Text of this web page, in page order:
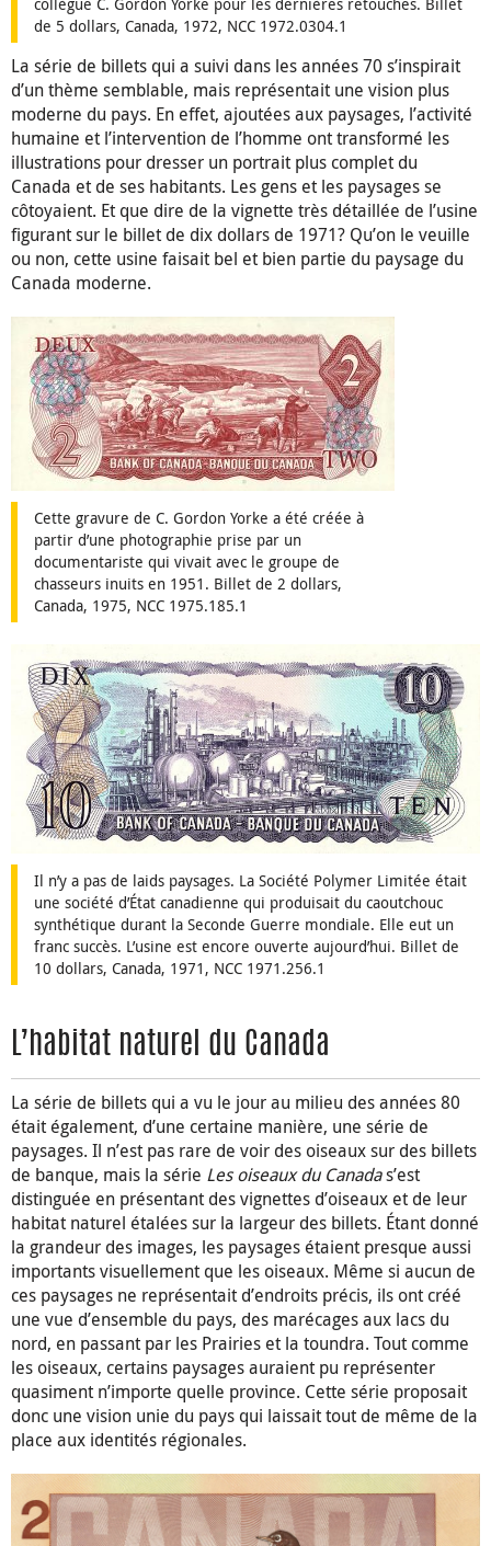
de 5 dollars, Canada, 1972, NCC 1972.0304.1
La série de billets qui a suivi dans les années 70 s’inspirait
d’un thème semblable, mais représentait une vision plus
moderne du pays. En effet, ajoutées aux paysages, l’activité
humaine et l’intervention de l’homme ont transformé les
illustrations pour dresser un portrait plus complet du
Canada et de ses habitants. Les gens et les paysages se
côtoyaient. Et que dire de la vignette très détaillée de l’usine
figurant sur le billet de dix dollars de 1971? Qu’on le veuille
ou non, cette usine faisait bel et bien partie du paysage du
Canada moderne.
Cette gravure de C. Gordon Yorke a été créée à
partir d’une photographie prise par un
documentariste qui vivait avec le groupe de
chasseurs inuits en 1951. Billet de 2 dollars,
Canada, 1975, NCC 1975.185.1
Il n’y a pas de laids paysages. La Société Polymer Limitée était
une société d’État canadienne qui produisait du caoutchouc
synthétique durant la Seconde Guerre mondiale. Elle eut un
franc succès. L’usine est encore ouverte aujourd’hui. Billet de
10 dollars, Canada, 1971, NCC 1971.256.1
L’habitat naturel du Canada
La série de billets qui a vu le jour au milieu des années 80
était également, d’une certaine manière, une série de
paysages. Il n’est pas rare de voir des oiseaux sur des billets
de banque, mais la série Les oiseaux du Canadas’est
distinguée en présentant des vignettes d’oiseaux et de leur
habitat naturel étalées sur la largeur des billets. Étant donné
la grandeur des images, les paysages étaient presque aussi
importants visuellement que les oiseaux. Même si aucun de
ces paysages ne représentait d’endroits précis, ils ont créé
une vue d’ensemble du pays, des marécages aux lacs du
nord, en passant par les Prairies et la toundra. Tout comme
les oiseaux, certains paysages auraient pu représenter
quasiment n’importe quelle province. Cette série proposait
donc une vision unie du pays qui laissait tout de même de la
place aux identités régionales.